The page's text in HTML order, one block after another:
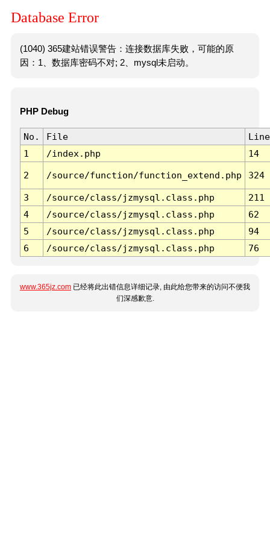
Database Error
(1040) 365建站错误警告：连接数据库失败，可能的原
因：1、数据库密码不对; 2、mysql未启动。
PHP Debug
No. File
Line
1
/index.php 14
2 /source/function/function_extend.php 324
3 /source/class/jzmysql.class.php
211
4
/source/class/jzmysql.class.php
62
5
/source/class/jzmysql.class.php
94
6
/source/class/jzmysql.class.php 76
www.365jz.com 已经将此出错信息详细记录, 由此给您带来的访问不便我
们深感歉意.